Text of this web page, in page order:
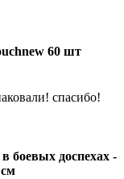
60 шт
спасибо!
боевых доспехах -